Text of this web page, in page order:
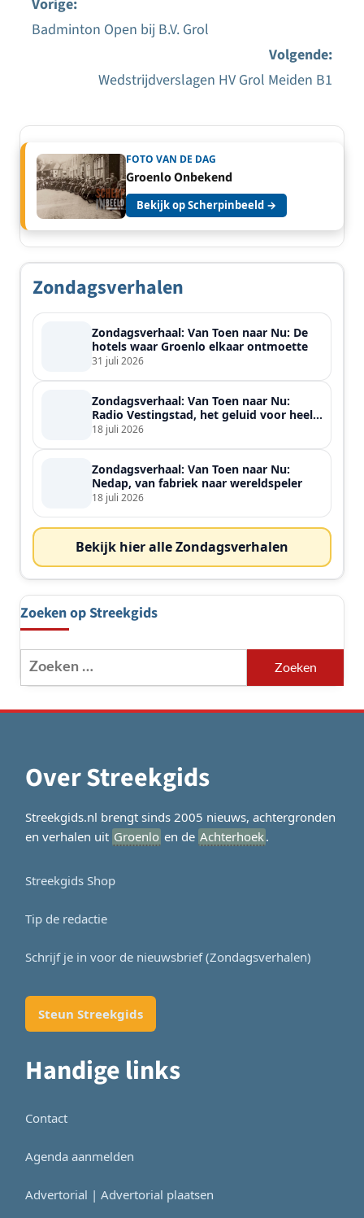
navigatie
Vorige:
Badminton Open bij B.V. Grol
Volgende:
Wedstrijdverslagen HV Grol Meiden B1
FOTO VAN DE DAG
Groenlo Onbekend
Bekijk op Scherpinbeeld →
Zondagsverhalen
Zondagsverhaal: Van Toen naar Nu: De
hotels waar Groenlo elkaar ontmoette
31 juli 2026
Zondagsverhaal: Van Toen naar Nu:
Radio Vestingstad, het geluid voor heel
de streek
18 juli 2026
Zondagsverhaal: Van Toen naar Nu:
Nedap, van fabriek naar wereldspeler
18 juli 2026
Bekijk hier alle Zondagsverhalen
Zoeken op Streekgids
Zoeken
naar:
Over Streekgids
Streekgids.nl brengt sinds 2005 nieuws, achtergronden
en verhalen uit Groenlo en de Achterhoek.
Streekgids Shop
Tip de redactie
Schrijf je in voor de nieuwsbrief (Zondagsverhalen)
Steun Streekgids
Handige links
Contact
Agenda aanmelden
Advertorial | Advertorial plaatsen